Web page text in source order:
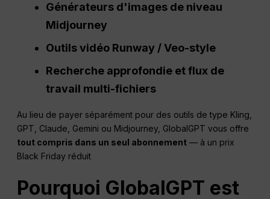
Générateurs d'images de niveau
Midjourney
Outils vidéo Runway / Veo-style
Recherche approfondie et flux de
travail multi-fichiers
Au lieu de payer séparément pour des outils de type Kling,
GPT, Claude, Gemini ou Midjourney, GlobalGPT vous offre
tout compris dans un seul abonnement — à un prix
Black Friday réduit
Pourquoi GlobalGPT est